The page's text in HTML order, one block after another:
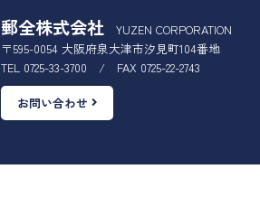
郵全株式会社 YUZEN CORPORATION
〒595-0054 大阪府泉大津市汐見町104番地
TEL 0725-33-3700 / FAX 0725-22-2743
お問い合わせ